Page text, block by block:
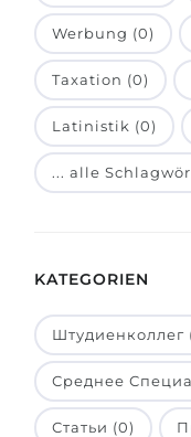
Erfolgzu
100%
Unsere
BERATUNG!
Kasachstan
Aserbaidschan
Armenien
Belarus
Anderes Land
Werbung (0)
Taxation (0)
Latinistik (0)
... alle
KATEGORIEN
Штудиенколлег
Среднее
Статьи (0)